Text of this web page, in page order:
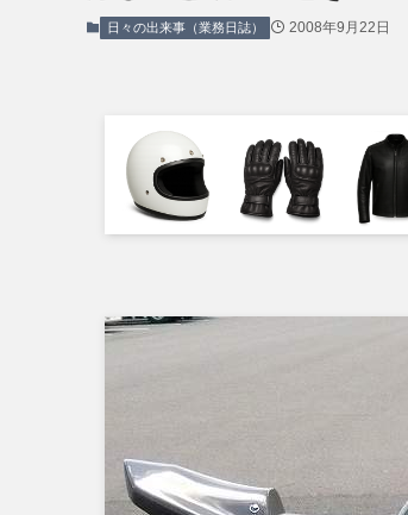
日々の出来事（業務日誌） 2008年9月22日